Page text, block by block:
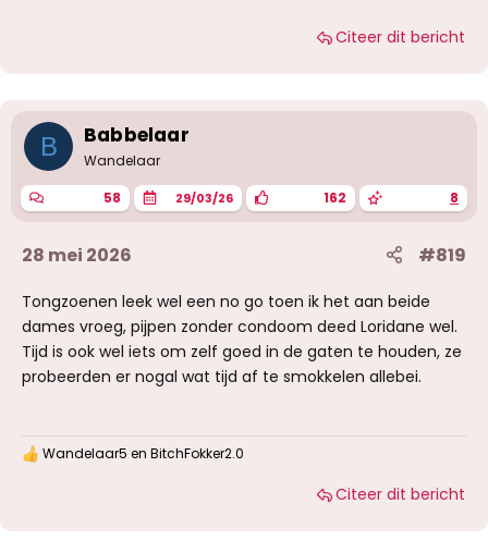
Citeer dit bericht
B Babbelaar
Wandelaar
58 29/03/26 162 8
28 mei 2026 #819
Tongzoenen leek wel een no go toen ik het aan beide
dames vroeg, pijpen zonder condoom deed Loridane wel.
Tijd is ook wel iets om zelf goed in de gaten te houden, ze
probeerden er nogal wat tijd af te smokkelen allebei.
W Wandelaar5 en BitchFokker2.0
Citeer dit bericht